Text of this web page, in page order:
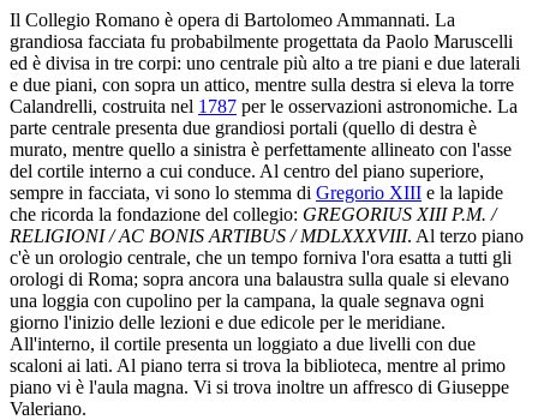
Il Collegio Romano è opera di Bartolomeo Ammannati. La
grandiosa facciata fu probabilmente progettata da Paolo Maruscelli
ed è divisa in tre corpi: uno centrale più alto a tre piani e due laterali
e due piani, con sopra un attico, mentre sulla destra si eleva la torre
Calandrelli, costruita nel 1787 per le osservazioni astronomiche. La
parte centrale presenta due grandiosi portali (quello di destra è
murato, mentre quello a sinistra è perfettamente allineato con l'asse
del cortile interno a cui conduce. Al centro del piano superiore,
sempre in facciata, vi sono lo stemma di Gregorio XIII e la lapide
che ricorda la fondazione del collegio: GREGORIUS XIII P.M. /
RELIGIONI / AC BONIS ARTIBUS / MDLXXXVIII. Al terzo piano
c'è un orologio centrale, che un tempo forniva l'ora esatta a tutti gli
orologi di Roma; sopra ancora una balaustra sulla quale si elevano
una loggia con cupolino per la campana, la quale segnava ogni
giorno l'inizio delle lezioni e due edicole per le meridiane.
All'interno, il cortile presenta un loggiato a due livelli con due
scaloni ai lati. Al piano terra si trova la biblioteca, mentre al primo
piano vi è l'aula magna. Vi si trova inoltre un affresco di Giuseppe
Valeriano.